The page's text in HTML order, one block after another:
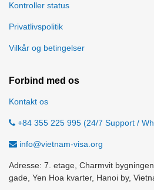
Kontroller status
Privatlivspolitik
Vilkår og betingelser
Forbind med os
Kontakt os
+84 355 225 995 (24/7 Support /
info@vietnam-visa.org
Adresse: 7. etage, Charmvit
gade, Yen Hoa kvarter, Hanoi by,